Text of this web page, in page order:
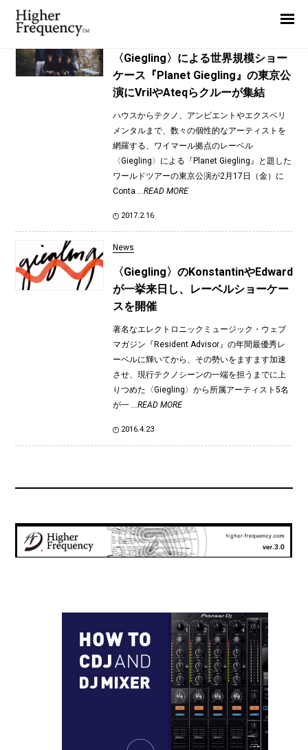
TAG: ATEQ
〈Giegling〉による世界規模ショー
ケース『Planet Giegling』の東京公
演にVrilやAteqらクルーが集結
ハウスからテクノ、アンビエントやエクスペリ
メンタルまで、数々の個性的なアーティストを
網羅する、ワイマール拠点のレーベル
〈Giegling〉による『Planet Giegling』と題した
ワールドツアーの東京公演が2月17日（金）に
Conta ...READ MORE
2017.2.16
News
〈Giegling〉のKonstantinやEdward
が一挙来日し、レーベルショーケー
スを開催
著名なエレクトロニックミュージック・ウェブ
マガジン『Resident Advisor』の年間最優秀レ
ーベルに輝いてから、その勢いをますます加速
させ、現行テクノシーンの一端を担うまでに上
りつめた〈Giegling〉から所属アーティスト5名
が一 ...READ MORE
2016.4.23
News
Interview
Report